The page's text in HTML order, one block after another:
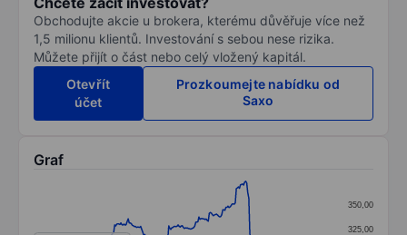
Obchodujte akcie u brokera, kterému důvěřuje více než
1,5 milionu klientů. Investování s sebou nese rizika.
Můžete přijít o část nebo celý vložený kapitál.
Otevřít
účet
Prozkoumejte nabídku od
Saxo
Graf
Line chart with 299 data points.
325,00
350,00